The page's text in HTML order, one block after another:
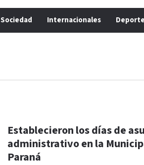
Sociedad Internacionales
Establecieron los días de
administrativo en la
Paraná